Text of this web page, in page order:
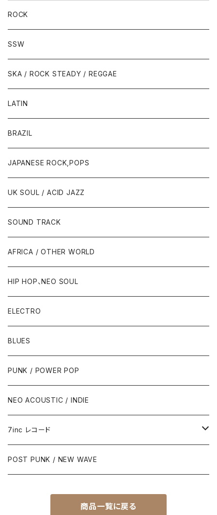
ROCK
SSW
SKA / ROCK STEADY / REGGAE
LATIN
BRAZIL
JAPANESE ROCK,POPS
UK SOUL / ACID JAZZ
SOUND TRACK
AFRICA / OTHER WORLD
HIP HOP、NEO SOUL
ELECTRO
BLUES
PUNK / POWER POP
NEO ACOUSTIC / INDIE
7inc レコード
PUNK / 2TONE
POST PUNK / NEW WAVE
商品一覧に戻る